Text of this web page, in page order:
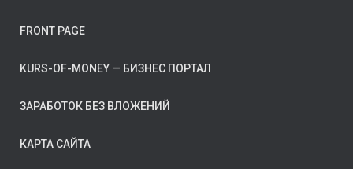
FRONT PAGE
KURS-OF-MONEY — БИЗНЕС ПОРТАЛ
ЗАРАБОТОК БЕЗ ВЛОЖЕНИЙ
КАРТА САЙТА